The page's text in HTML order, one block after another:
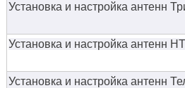
Установка и настройка антенн
Установка и настройка антенн
Установка и настройка антенн